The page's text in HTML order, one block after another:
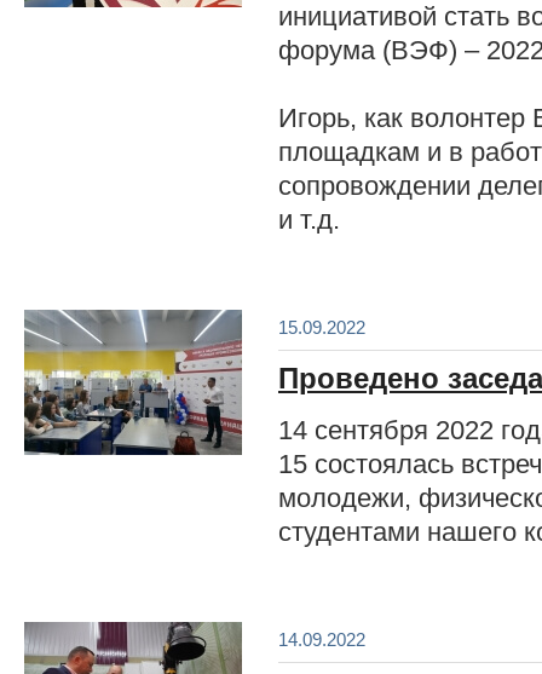
инициативой стать
форума (ВЭФ) – 2022
Игорь, как
площадкам и в
сопровождении
и т.д.
15.09.2022
Проведено
14 сентября 2022
15 состоялась
молодежи,
студентами нашего
14.09.2022